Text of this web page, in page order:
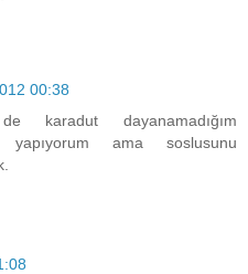
00:38
karadut dayanamadığım
yapıyorum ama soslusunu